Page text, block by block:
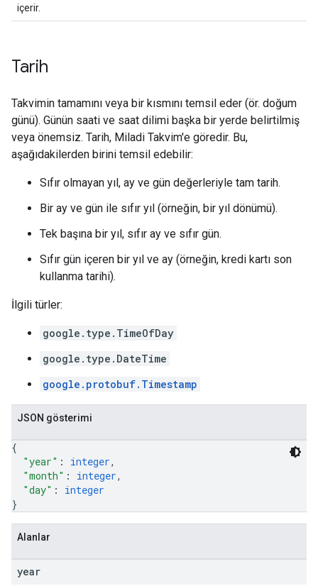
içerir.
Tarih
Takvimin tamamını veya bir kısmını temsil eder (ör. doğum
günü). Günün saati ve saat dilimi başka bir yerde belirtilmiş
veya önemsiz. Tarih, Miladi Takvim'e göredir. Bu,
aşağıdakilerden birini temsil edebilir:
Sıfır olmayan yıl, ay ve gün değerleriyle tam tarih.
Bir ay ve gün ile sıfır yıl (örneğin, bir yıl dönümü).
Tek başına bir yıl, sıfır ay ve sıfır gün.
Sıfır gün içeren bir yıl ve ay (örneğin, kredi kartı son
kullanma tarihi).
İlgili türler:
google.type.TimeOfDay
google.type.DateTime
google.protobuf.Timestamp
JSON gösterimi
{
"year" : integer,
"month" : integer,
"day" : integer
}
Alanlar
year